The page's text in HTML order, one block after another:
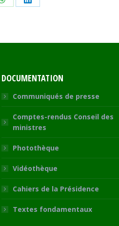
Share Share
DOCUMENTATION
Communiqués de presse
Comptes-rendus Conseil des
ministres
Photothèque
Vidéothèque
Cahiers de la Présidence
Textes fondamentaux